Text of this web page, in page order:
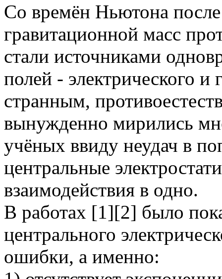
Со времён Ньютона
гравитационной масс
стали источниками
полей - электрического
странным,
вынужденно мирились
учёных ввиду неудач в
центральные
взаимодействия в одно.
В работах [1][2] было
центрального
ошибки, а именно: